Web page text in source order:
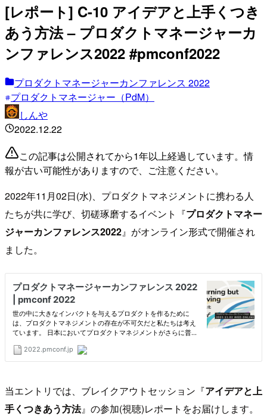
[レポート] C-10 アイデアと上手くつき
あう方法 – プロダクトマネージャーカ
ンファレンス2022 #pmconf2022
プロダクトマネージャーカンファレンス 2022
プロダクトマネージャー（PdM）
しんや
2022.12.22
この記事は公開されてから1年以上経過しています。情
報が古い可能性がありますので、ご注意ください。
2022年11月02日(水)、プロダクトマネジメントに携わる人
たちが共に学び、切磋琢磨するイベント『プロダクトマネー
ジャーカンファレンス2022』がオンライン形式で開催され
ました。
当エントリでは、ブレイクアウトセッション『アイデアと上
手くつきあう方法』の参加(視聴)レポートをお届けします。